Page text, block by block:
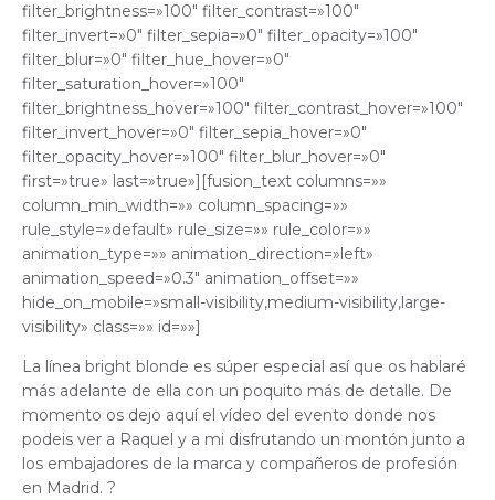
filter_brightness=»100″ filter_contrast=»100″
filter_invert=»0″ filter_sepia=»0″ filter_opacity=»100″
filter_blur=»0″ filter_hue_hover=»0″
filter_saturation_hover=»100″
filter_brightness_hover=»100″ filter_contrast_hover=»100″
filter_invert_hover=»0″ filter_sepia_hover=»0″
filter_opacity_hover=»100″ filter_blur_hover=»0″
first=»true» last=»true»][fusion_text columns=»»
column_min_width=»» column_spacing=»»
rule_style=»default» rule_size=»» rule_color=»»
animation_type=»» animation_direction=»left»
animation_speed=»0.3″ animation_offset=»»
hide_on_mobile=»small-visibility,medium-visibility,large-
visibility» class=»» id=»»]
La línea bright blonde es súper especial así que os hablaré
más adelante de ella con un poquito más de detalle. De
momento os dejo aquí el vídeo del evento donde nos
podeis ver a Raquel y a mi disfrutando un montón junto a
los embajadores de la marca y compañeros de profesión
en Madrid. ?